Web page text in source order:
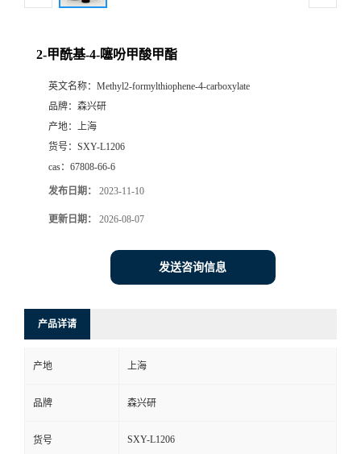
2-甲酰基-4-噻吩甲酸甲酯
英文名称： Methyl2-formylthiophene-4-carboxylate
品牌： 森兴研
产地： 上海
货号： SXY-L1206
cas： 67808-66-6
发布日期： 2023-11-10
更新日期： 2026-08-07
发送咨询信息
产品详请
产地 上海
品牌 森兴研
货号 SXY-L1206